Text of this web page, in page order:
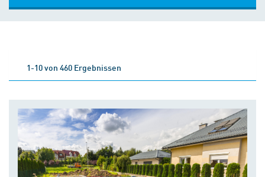
1-10 von 460 Ergebnissen